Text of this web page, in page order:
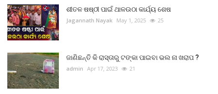
ଜାଣିବା କଥା
ହାଣ୍ଡିଶାଳ
ସଂସ୍କୃତି
ମନୋରଂଜନ
ଶୀତଳ ଷଷ୍ଠୀ ପାଇଁ ଥାଳଉଠା କାର୍ଯ୍ୟ ଶେଷ
Jagannath Nayak May 1, 2025 25
ଜାଣିଛନ୍ତି କି ରାସ୍ତାରୁ ଟଙ୍କା ପାଇବା ଭଲ ନା ଖରାପ ?
admin Apr 17, 2023 21